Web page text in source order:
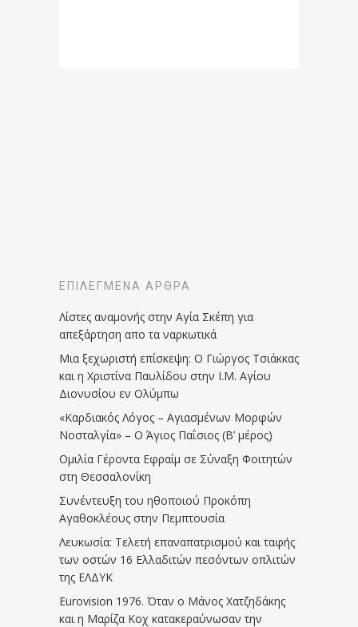
ΕΠΙΛΕΓΜΈΝΑ ΆΡΘΡΑ
Λίστες αναμονής στην Αγία Σκέπη για
απεξάρτηση απο τα ναρκωτικά
Μια ξεχωριστή επίσκεψη: Ο Γιώργος Τσιάκκας
και η Χριστίνα Παυλίδου στην Ι.Μ. Αγίου
Διονυσίου εν Ολύμπω
«Καρδιακός Λόγος – Αγιασμένων Μορφών
Νοσταλγία» – Ο Άγιος Παΐσιος (Β’ μέρος)
Ομιλία Γέροντα Εφραίμ σε Σύναξη Φοιτητών
στη Θεσσαλονίκη
Συνέντευξη του ηθοποιού Προκόπη
Αγαθοκλέους στην Πεμπτουσία
Λευκωσία: Τελετή επαναπατρισμού και ταφής
των οστών 16 Ελλαδιτών πεσόντων οπλιτών
της ΕΛΔΥΚ
Eurovision 1976. Όταν ο Μάνος Χατζηδάκης
και η Μαρίζα Κοχ κατακεραύνωσαν την